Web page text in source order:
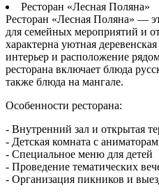
Ресторан «Лесная Поляна»
Ресторан «Лесная Поляна» —
для семейных мероприятий и
характерна уютная
интерьер и расположение
ресторана включает блюда
также блюда на мангале.
Особенности ресторана:
- Внутренний зал и открытая
- Детская комната с
- Специальное меню для детей
- Проведение тематических
- Организация пикников и